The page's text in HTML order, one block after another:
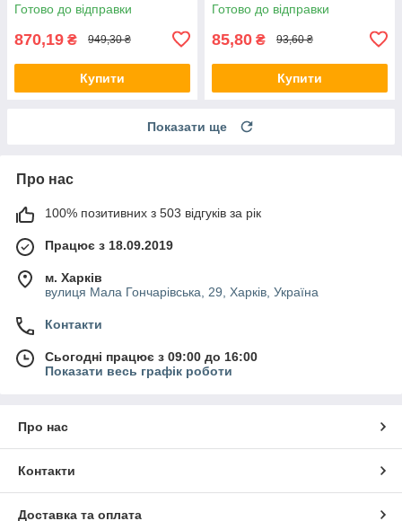
Готово до відправки
870,19 ₴ 949,30 ₴
Купити
Готово до відправки
85,80 ₴ 93,60 ₴
Купити
Показати ще
Про нас
100% позитивних з 503 відгуків за рік
Працює з 18.09.2019
м. Харків
вулиця Мала Гончарівська, 29, Харків, Україна
Контакти
Сьогодні працює з 09:00 до 16:00
Показати весь графік роботи
Про нас
Контакти
Доставка та оплата